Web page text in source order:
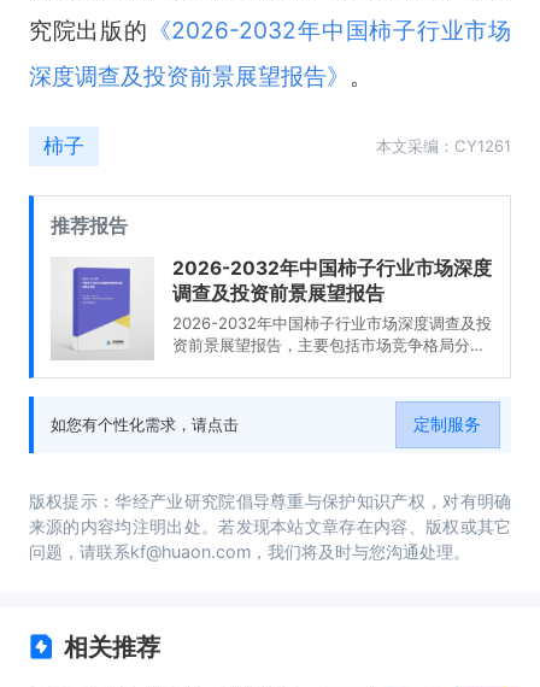
究院出版的 《2026-2032年中国柿子行业市场
深度调查及投资前景展望报告》 。
柿子 本文采编：CY1261
推荐报告
2026-2032年中国柿子行业市场深度
调查及投资前景展望报告
2026-2032年中国柿子行业市场深度调查及投
资前景展望报告，主要包括市场竞争格局分
如您有个性化需求，请点击
定制服务
版权提示：华经产业研究院倡导尊重与保护知识产权，对有明确
来源的内容均注明出处。若发现本站文章存在内容、版权或其它
问题，请联系kf@huaon.com，我们将及时与您沟通处理。
相关推荐